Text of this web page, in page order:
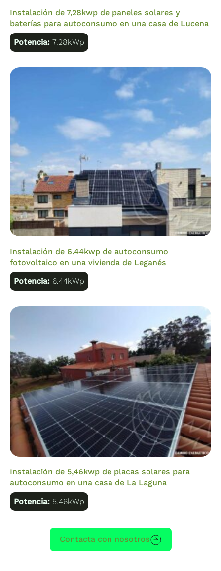
Instalación de 7,28kwp de paneles solares y
baterías para autoconsumo en una casa de Lucena
Potencia:7.28kWp
Instalación de 6.44kwp de autoconsumo
fotovoltaico en una vivienda de Leganés
Potencia: 6.44kWp
Instalación de 5,46kwp de placas solares para
autoconsumo en una casa de La Laguna
Potencia: 5.46kWp
Contacta con nosotros